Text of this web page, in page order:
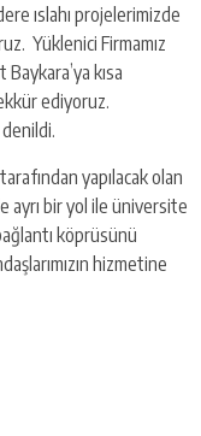
ıslahı projelerimizde
Yüklenici Firmamız
kısa
ediyoruz.
denildi.
yapılacak olan
ayrı bir yol ile üniversite
köprüsünü
hizmetine